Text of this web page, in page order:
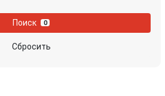
Поиск 0
Сбросить